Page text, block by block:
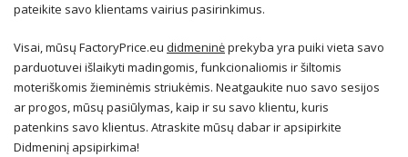
pateikite savo klientams vairius pasirinkimus.
Visai, mūsų FactoryPrice.eu didmeninėprekyba yra puiki vieta savo
parduotuvei išlaikyti madingomis, funkcionaliomis ir šiltomis
moteriškomis žieminėmis striukėmis. Neatgaukite nuo savo sesijos
ar progos, mūsų pasiūlymas, kaip ir su savo klientu, kuris
patenkins savo klientus. Atraskite mūsų dabar ir apsipirkite
Didmeninį apsipirkima!